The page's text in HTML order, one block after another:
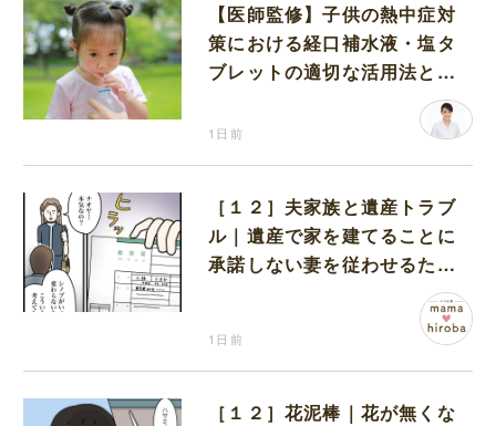
【医師監修】子供の熱中症対
策における経口補水液・塩タ
ブレットの適切な活用法と水
1日前
［１２］夫家族と遺産トラブ
ル｜遺産で家を建てることに
承諾しない妻を従わせるため
に夫が取り出したのは離婚届
1日前
［１２］花泥棒｜花が無くな